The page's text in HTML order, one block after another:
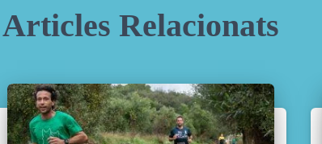
Articles Relacionats